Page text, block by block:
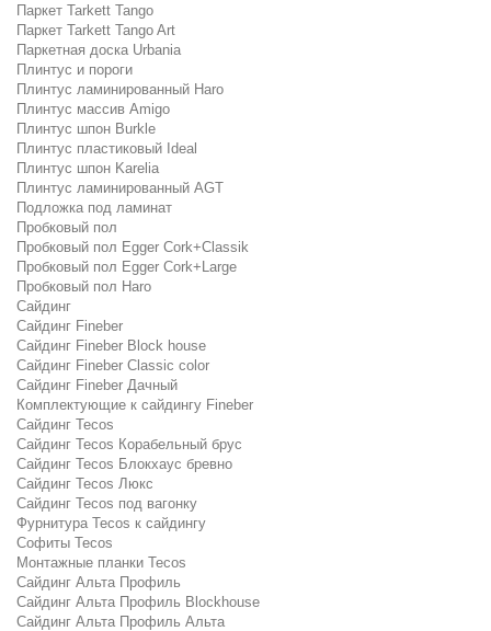
Паркет Tarkett Tango
Паркет Tarkett Tango Art
Паркетная доска Urbania
Плинтус и пороги
Плинтус ламинированный Haro
Плинтус массив Amigo
Плинтус шпон Burkle
Плинтус пластиковый Ideal
Плинтус шпон Karelia
Плинтус ламинированный AGT
Подложка под ламинат
Пробковый пол
Пробковый пол Egger Cork+Classik
Пробковый пол Egger Cork+Large
Пробковый пол Haro
Сайдинг
Сайдинг Fineber
Сайдинг Fineber Block house
Сайдинг Fineber Classic color
Сайдинг Fineber Дачный
Комплектующие к сайдингу Fineber
Сайдинг Tecos
Сайдинг Tecos Корабельный брус
Сайдинг Tecos Блокхаус бревно
Сайдинг Tecos Люкс
Сайдинг Tecos под вагонку
Фурнитура Tecos к сайдингу
Софиты Tecos
Монтажные планки Tecos
Сайдинг Альта Профиль
Сайдинг Альта Профиль Blockhouse
Сайдинг Альта Профиль Альта